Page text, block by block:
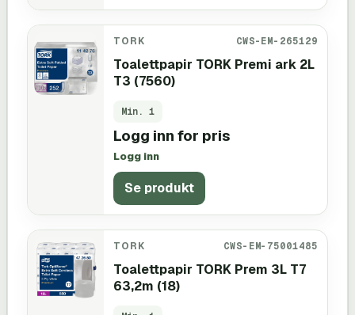
TORK CWS-EM-265129
Toalettpapir TORK Premi ark 2L
T3 (7560)
Min. 1
Logg inn for pris
Logg inn
Se produkt
TORK CWS-EM-75001485
Toalettpapir TORK Prem 3L T7
63,2m (18)